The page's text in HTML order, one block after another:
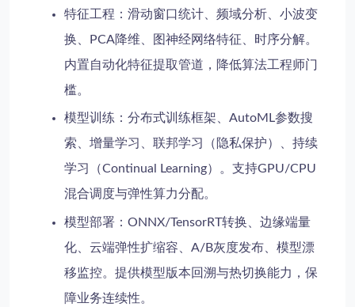
特征工程 ：滑动窗口统计、频域分析、小波变
换、PCA降维、图神经网络特征、时序分解。
内置自动化特征提取管道，降低算法工程师门
槛。
模型训练 ：分布式训练框架、AutoML参数搜
索、增量学习、联邦学习（隐私保护）、持续
学习（Continual Learning）。支持GPU/CPU
混合调度与弹性算力分配。
模型部署 ：ONNX/TensorRT转换、边缘端量
化、云端弹性扩缩容、A/B灰度发布、模型漂
移监控。提供模型版本回溯与热切换能力，保
障业务连续性。